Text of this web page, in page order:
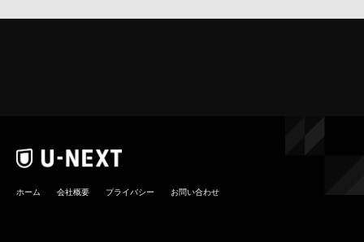
ホーム 会社概要 プライバシー お問い合わせ